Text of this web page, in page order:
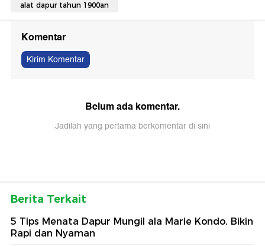
alat dapur tahun 1900an
Komentar
Kirim Komentar
Belum ada komentar.
Jadilah yang pertama berkomentar di sini
Berita Terkait
5 Tips Menata Dapur Mungil ala Marie Kondo, Bikin
Rapi dan Nyaman